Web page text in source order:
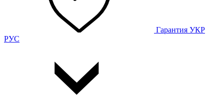
Гарантия УКР
РУС